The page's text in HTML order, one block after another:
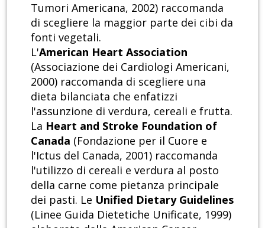
Tumori Americana, 2002) raccomanda
di scegliere la maggior parte dei cibi da
fonti vegetali.
L'American Heart Association
(Associazione dei Cardiologi Americani,
2000) raccomanda di scegliere una
dieta bilanciata che enfatizzi
l'assunzione di verdura, cereali e frutta.
La Heart and Stroke Foundation of
Canada (Fondazione per il Cuore e
l'Ictus del Canada, 2001) raccomanda
l'utilizzo di cereali e verdura al posto
della carne come pietanza principale
dei pasti. Le Unified Dietary Guidelines
(Linee Guida Dietetiche Unificate, 1999)